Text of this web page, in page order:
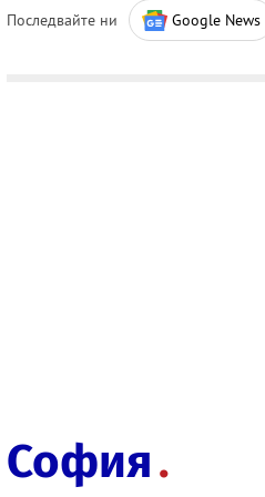
Последвайте ни Google News
София